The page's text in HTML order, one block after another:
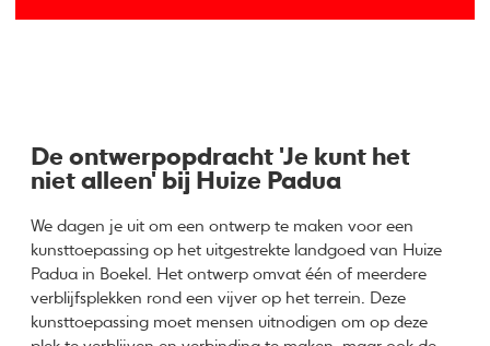
De ontwerpopdracht 'Je kunt het
niet alleen' bij Huize Padua
We dagen je uit om een ontwerp te maken voor een
kunsttoepassing op het uitgestrekte landgoed van Huize
Padua in Boekel. Het ontwerp omvat één of meerdere
verblijfsplekken rond een vijver op het terrein. Deze
kunsttoepassing moet mensen uitnodigen om op deze